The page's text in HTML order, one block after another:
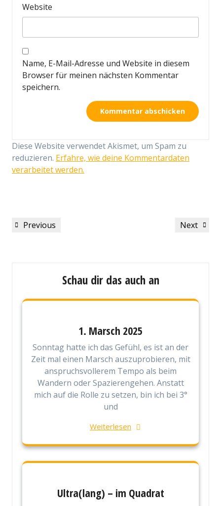
Website
Name, E-Mail-Adresse und Website in diesem
Browser für meinen nächsten Kommentar
speichern.
Diese Website verwendet Akismet, um Spam zu
reduzieren. Erfahre, wie deine Kommentardaten
verarbeitet werden.
Beitragsnavigation
Previous
Previous
Next
Next
Schau dir das auch an
1. Marsch 2025
Sonntag hatte ich das Gefühl, es ist an der
Zeit mal einen Marsch auszuprobieren, mit
anspruchsvollerem Tempo als beim
Wandern oder Spazierengehen. Anstatt
mich auf die Rolle zu setzen, bin ich bei 3°
und
Weiterlesen
Ultra(lang) – im Quadrat